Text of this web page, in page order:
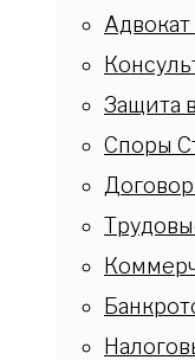
Защита
Споры